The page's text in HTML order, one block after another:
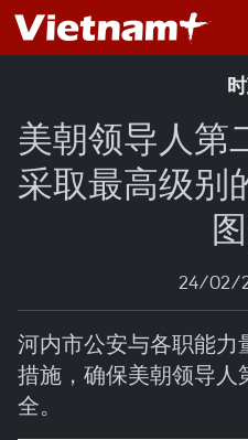
美朝领导人第
采取最高级别
图
24/02/
河内市公安与各职能力
措施，确保美朝领导人
全。